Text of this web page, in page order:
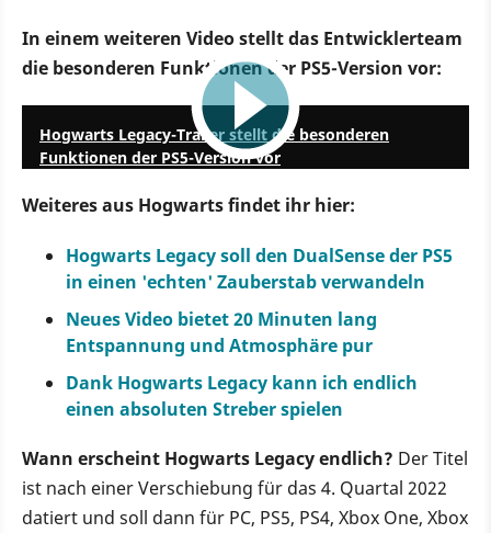
In einem weiteren Video stellt das Entwicklerteam
die besonderen Funktionen der PS5-Version vor:
Hogwarts Legacy-Trailer stellt die besonderen
Funktionen der PS5-Version vor
Weiteres aus Hogwarts findet ihr hier:
Hogwarts Legacy soll den DualSense der PS5
in einen 'echten' Zauberstab verwandeln
Neues Video bietet 20 Minuten lang
Entspannung und Atmosphäre pur
Dank Hogwarts Legacy kann ich endlich
einen absoluten Streber spielen
Wann erscheint Hogwarts Legacy endlich? Der Titel
ist nach einer Verschiebung für das 4. Quartal 2022
datiert und soll dann für PC, PS5, PS4, Xbox One, Xbox